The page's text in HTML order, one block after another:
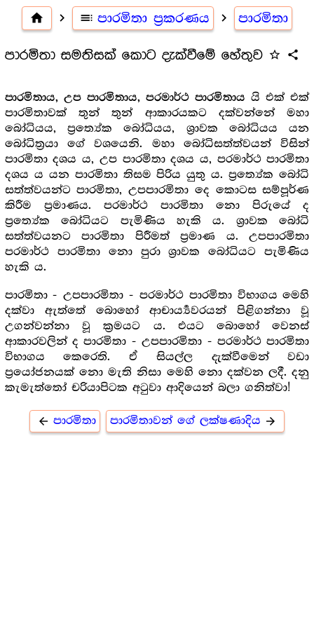
home navigate_next toc පාරමිතා ප්‍ර‍කරණය navigate_next පාරමිතා
පාරමිතා සමතිසක් කොට දැක්වීමේ හේතුව star_outline share
පාරමිතාය, උප පාරමිතාය, පරමාර්ථ පාරමිතාය යි එක් එක්
පාරමිතාවක් තුන් තුන් ආකාරයකට දක්වන්නේ මහා
බෝධියය, ප්‍රත්‍යේක බෝධියය, ශ්‍රාවක බෝධියය යන
බෝධිත්‍රයා ගේ වශයෙනි. මහා බෝධිසත්ත්වයන් විසින්
පාරමිතා දශය ය, උප පාරමිතා දශය ය, පරමාර්ථ පාරමිතා
දශය ය යන පාරමිතා තිසම පිරිය යුතු ය. ප්‍රත්‍යේක බෝධි
සත්ත්වයන්ට පාරමිතා, උපපාරමිතා දෙ කොටස සම්පූර්ණ
කිරීම ප්‍රමාණය. පරමාර්ථ පාරමිතා නො පිරුයේ ද
ප්‍රත්‍යේක බෝධියට පැමිණිය හැකි ය. ශ්‍රාවක බෝධි
සත්ත්වයනට පාරමිතා පිරීමත් ප්‍රමාණ ය. උපපාරමිතා
පරමාර්ථ පාරමිතා නො පුරා ශ්‍රාවක බෝධියට පැමිණිය
හැකි ය.
පාරමිතා - උපපාරමිතා - පරමාර්ථ පාරමිතා විභාගය මෙහි
දක්වා ඇත්තේ බොහෝ ආචාර්‍ය්‍යවරයන් පිළිගන්නා වූ
උගන්වන්නා වූ ක්‍රමයට ය. එයට බොහෝ වෙනස්
ආකාරවලින් ද පාරමිතා - උපපාරමිතා - පරමාර්ථ පාරමිතා
විභාගය කෙරෙති. ඒ සියල්ල දැක්වීමෙන් වඩා
ප්‍රයෝජනයක් නො මැති නිසා මෙහි නො දක්වන ලදී. දනු
කැමැත්තෝ චරියාපිටක අ‍ටුවා ආදියෙන් බලා ගනිත්වා!
arrow_back පාරමිතා පාරමිතාවන් ගේ ලක්ෂණාදිය arrow_forward